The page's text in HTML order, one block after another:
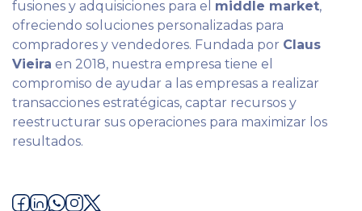
fusiones y adquisiciones para el middle market,
ofreciendo soluciones personalizadas para
compradores y vendedores. Fundada por Claus
Vieira en 2018, nuestra empresa tiene el
compromiso de ayudar a las empresas a realizar
transacciones estratégicas, captar recursos y
reestructurar sus operaciones para maximizar los
resultados.